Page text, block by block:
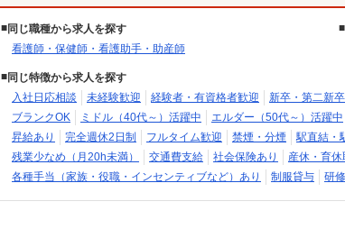
同じ職種から求人を探す
看護師・保健師・看護助手・助産師
同じ特徴から求人を探す
入社日応相談
未経験歓迎 経験者・有資格者歓迎 新卒・第二新
ブランクOK
ミドル（40代～）活躍中 エルダー（50代～）活躍中
昇給あり
完全週休2日制 フルタイム歓迎 禁煙・分煙 駅直結・
残業少なめ（月20h未満）
交通費支給 社会保険あり 産休・育休
各種手当（家族・役職・インセンティブなど）あり
制服貸与 研